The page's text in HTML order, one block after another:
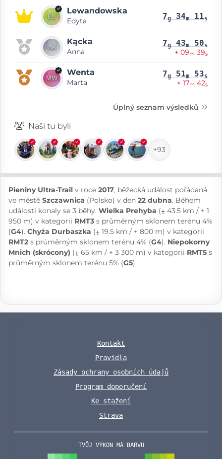
Lewandowska
Edyta 7g 34m 11s
Kącka
Anna
7g 43m 50s
+ 09m 39s
Wenta
Marta
7g 51m 53s
+ 17m 42s
Úplný seznam výsledků
Naši tu byli
+93
Pieniny Ultra-Trail v roce 2017, běžecká událost pořádaná
ve městě Szczawnica (Polsko) v den 22 dubna. Během
události konaly se 3 běhy. Wielka Prehyba (⨦ 43.5 km / + 1
950 m) v kategorii RMT3 s průměrným sklonem terénu 4%
(G4). Chyża Durbaszka (⨦ 19.5 km / + 800 m) v kategorii
RMT2 s průměrným sklonem terénu 4% (G4). Niepokorny
Mnich (skrócony) (⨦ 65 km / + 3 300 m) v kategorii RMT5 s
průměrným sklonem terénu 5% (G5).
Kontakt
Pravidla
Zásady ochrany osobních údajů
Program doporučení
Ke stažení
Strava
TVŮJ VÝKON MÁ BARVU